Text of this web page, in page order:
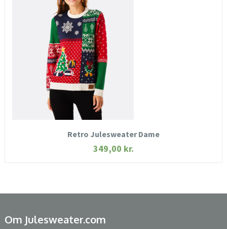
SE MERE
Retro Julesweater Dame
349,00 kr.
Om Julesweater.com